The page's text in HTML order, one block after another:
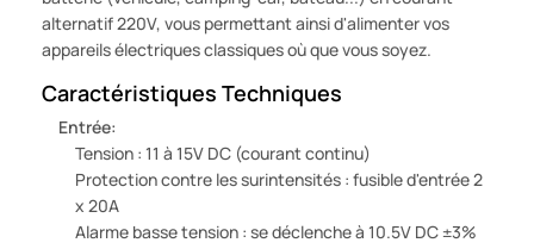
alternatif 220V, vous permettant ainsi d'alimenter vos
appareils électriques classiques où que vous soyez.
Caractéristiques Techniques
Entrée:
Tension : 11 à 15V DC (courant continu)
Protection contre les surintensités : fusible d'entrée 2
x 20A
Alarme basse tension : se déclenche à 10.5V DC ±3%